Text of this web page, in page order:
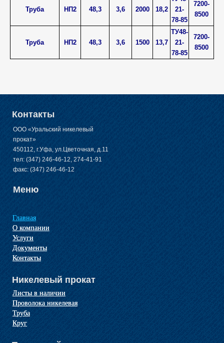
Труба НП2 48,3 3,6 2000 18,2
21-
78-85
7200-
8500
Труба НП2 48,3 3,6 1500 13,7
ТУ48-
21-
78-85
7200-
8500
Контакты
ООО «Уральский никелевый
прокат»
450112, г.Уфа, ул.Цветочная, д.11
тел: (347) 246-46-12, 274-41-91
факс: (347) 246-46-12
Меню
Главная
О компании
Услуги
Документы
Контакты
Никелевый прокат
Листы в наличии
Проволока никелевая
Труба
Круг